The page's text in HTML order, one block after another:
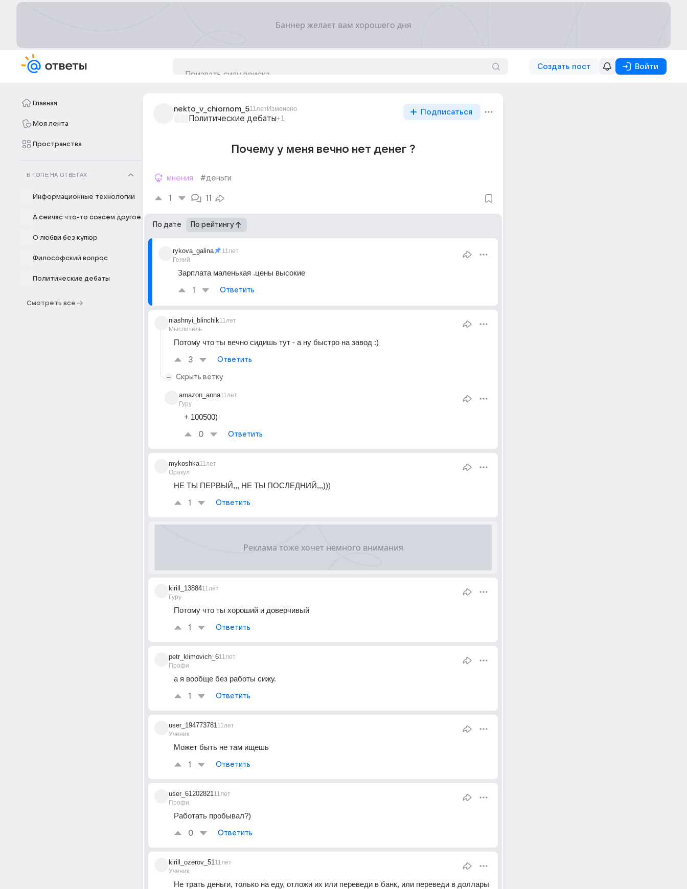
Создать пост Войти
Главная
Моя лента
Пространства
В ТОПЕ НА ОТВЕТАХ
Информационные технологии
А сейчас что-то совсем другое
О любви без купюр
Философский вопрос
Политические дебаты
Смотреть все
nekto_v_chiornom_511летИзменено
Политические дебаты+1
Подписаться
Почему у меня вечно нет денег ?
мнения #деньги
1 11
По дате По рейтингу
rykova_galina
Гений
11лет
Зарплата маленькая .цены высокие
1 Ответить
niashnyi_blinchik
Мыслитель
11лет
Потому что ты вечно сидишь тут - а ну быстро на завод :)
3 Ответить
Скрыть ветку
amazon_anna
Гуру
11лет
+ 100500)
0 Ответить
mykoshka
Оракул
11лет
НЕ ТЫ ПЕРВЫЙ,,, НЕ ТЫ ПОСЛЕДНИЙ,,,)))
1 Ответить
kirill_13884
Гуру
11лет
Потому что ты хороший и доверчивый
1 Ответить
petr_klimovich_6
Профи
11лет
а я вообще без работы сижу.
1 Ответить
user_194773781
Ученик
11лет
Может быть не там ищешь
1 Ответить
user_61202821
Профи
11лет
Работать пробывал?)
0 Ответить
kirill_ozerov_51
Ученик
11лет
Не трать деньги, только на еду, отложи их или переведи в банк, или переведи в доллары